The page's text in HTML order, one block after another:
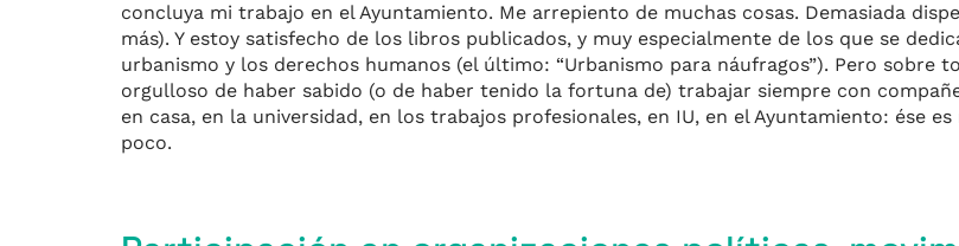
concluya mi trabajo en el Ayuntamiento. Me arrepiento de muchas cosas. Demasiada
más). Y estoy satisfecho de los libros publicados, y muy especialmente de los que se
urbanismo y los derechos humanos (el último: “Urbanismo para náufragos”). Pero sobre
orgulloso de haber sabido (o de haber tenido la fortuna de) trabajar siempre con
en casa, en la universidad, en los trabajos profesionales, en IU, en el Ayuntamiento: ése
poco.